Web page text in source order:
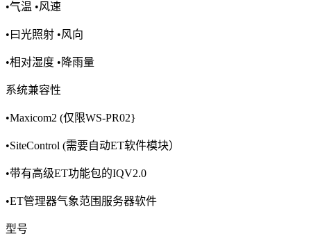
•气温 •风速
•曰光照射 •风向
•相对湿度 •降雨量
系统兼容性
•Maxicom2 (仅限WS-PR02}
•SiteControl (需要自动ET软件模块）
•带有高级ET功能包的IQV2.0
•ET管理器气象范围服务器软件
型号